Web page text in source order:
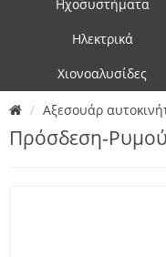
Ηχοσυστήματα
Ηλεκτρικά
Χιονοαλυσίδες
Αξεσουάρ
Πρόσδεση-